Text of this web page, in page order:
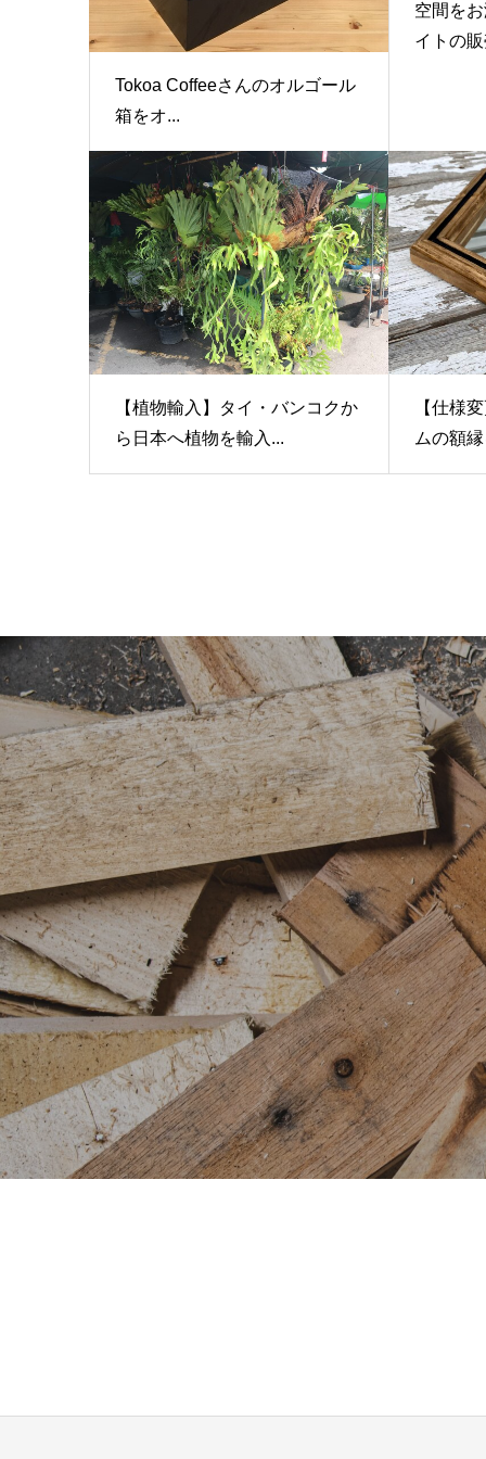
Tokoa Coffeeさんのオルゴール
箱をオ...
空間を
イトの
【植物輸入】タイ・バンコクか
ら日本へ植物を輸入...
【仕様
ムの額